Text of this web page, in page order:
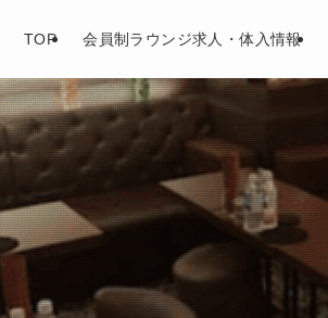
TOP 会員制ラウンジ求人・体入情報